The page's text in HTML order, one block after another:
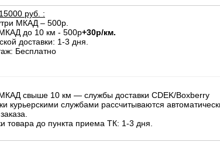
15000 руб. :
МКАД – 500р.
до 10 км - 500р+30р/км.
доставки: 1-3 дня.
Бесплатно
свыше 10 км — службы доставки CDEK/Boxberry
курьерскими службами рассчитываются
товара до пункта приема ТК: 1-3 дня.